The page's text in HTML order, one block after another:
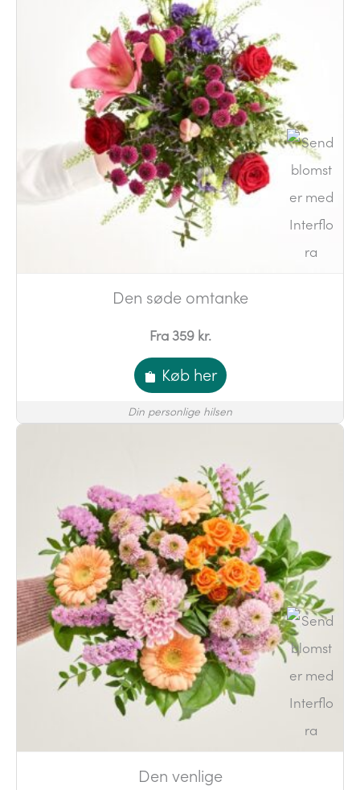
Den søde omtanke
Fra 359 kr.
Køb her
Din personlige hilsen
Den venlige